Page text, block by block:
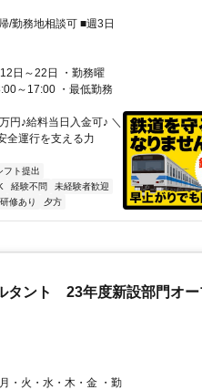
/勤務地相談可 ■週3日
日～22日 ・勤務曜
～17:00 ・最低勤務
円♪給料当日入金可♪ ＼
全運行を支える力
フト提出
経験不問
未経験者歓迎
研修あり 夕方
タント 23年度新設部門オ
・火・水・木・金 ・勤